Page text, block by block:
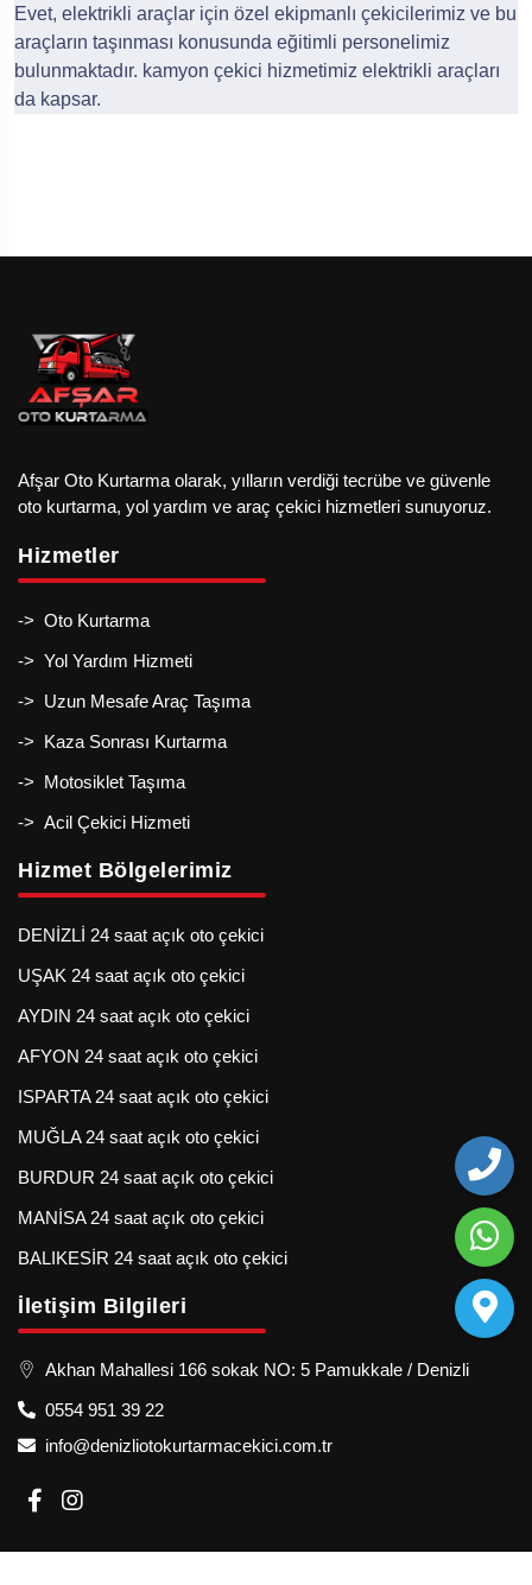
Evet, elektrikli araçlar için özel ekipmanlı çekicilerimiz ve bu
araçların taşınması konusunda eğitimli personelimiz
bulunmaktadır. kamyon çekici hizmetimiz elektrikli araçları
da kapsar.
Afşar Oto Kurtarma olarak, yılların verdiği tecrübe ve güvenle
oto kurtarma, yol yardım ve araç çekici hizmetleri sunuyoruz.
Hizmetler
-> Oto Kurtarma
-> Yol Yardım Hizmeti
-> Uzun Mesafe Araç Taşıma
-> Kaza Sonrası Kurtarma
-> Motosiklet Taşıma
-> Acil Çekici Hizmeti
Hizmet Bölgelerimiz
DENİZLİ 24 saat açık oto çekici
UŞAK 24 saat açık oto çekici
AYDIN 24 saat açık oto çekici
AFYON 24 saat açık oto çekici
ISPARTA 24 saat açık oto çekici
MUĞLA 24 saat açık oto çekici
BURDUR 24 saat açık oto çekici
MANİSA 24 saat açık oto çekici
BALIKESİR 24 saat açık oto çekici
İletişim Bilgileri
Akhan Mahallesi 166 sokak NO: 5 Pamukkale / Denizli
0554 951 39 22
info@denizliotokurtarmacekici.com.tr